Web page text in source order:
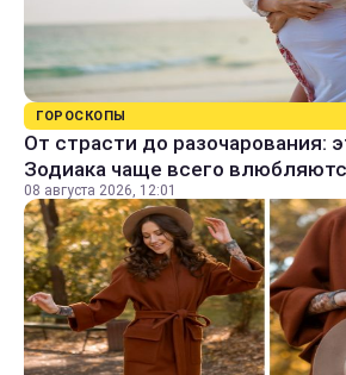
ГОРОСКОПЫ
От страсти до разочарования:
Зодиака чаще всего
08 августа 2026, 12:01